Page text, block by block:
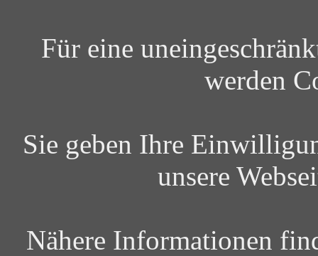
Für eine
werden
Sie geben Ihre
unsere
Nähere Informationen